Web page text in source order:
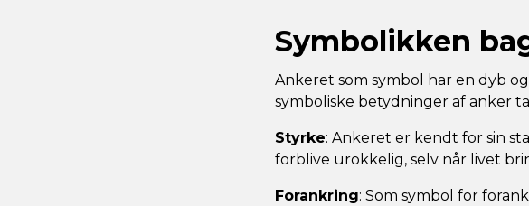
Symbolikken
Ankeret som symbol har en dyb
symboliske betydninger af anker
Styrke: Ankeret er kendt for sin
forblive urokkelig, selv når livet
Forankring: Som symbol for